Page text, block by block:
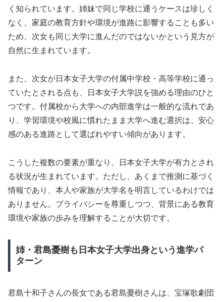
く知られています。姉妹で同じ学校に通うケースは珍しく
なく、家庭の教育方針や環境が進路に影響することも多い
ため、次女も同じ大学に進んだのではないかという見方が
自然に生まれています。
また、次女が日本女子大学の付属中学校・高等学校に通っ
ていたとされる点も、日本女子大学説を強める理由のひと
つです。付属校から大学への内部進学は一般的な流れであ
り、学習環境や校風に慣れたまま大学へ進む選択は、安心
感のある進路として選ばれやすい傾向があります。
こうした複数の要素が重なり、日本女子大学が有力とされ
る状況が生まれています。ただし、あくまで推測に基づく
情報であり、本人や家族が大学名を明言しているわけでは
ありません。プライバシーを尊重しつつ、背景にある教育
環境や家族の歩みを理解することが大切です。
姉・君島憂樹も日本女子大学出身という進学パ
ターン
君島十和子さんの長女である君島憂樹さんは、宝塚歌劇団